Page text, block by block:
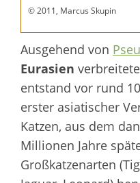
© 2011, Marcus Skupin
Ausgehend von
Eurasien
entstand vor rund
erster asiatischer
Katzen, aus dem
Millionen Jahre
Großkatzenarten